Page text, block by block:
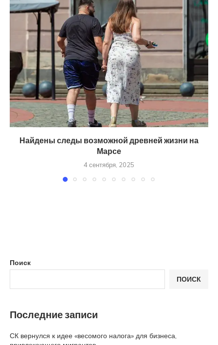
Найдены следы возможной древней жизни на
Марсе
4 сентября, 2025
Поиск
ПОИСК
Последние записи
СК вернулся к идее «весомого налога» для бизнеса,